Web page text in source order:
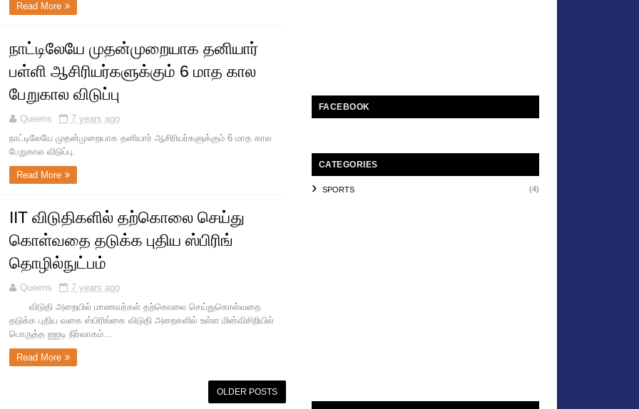
Read More
நாட்டிலேயே முதன்முறையாக தனியார்
பள்ளி ஆசிரியர்களுக்கும் 6 மாத கால
பேறுகால விடுப்பு
Queens
7 years ago
நாட்டிலேயே முதன்முறையாக தனியார் ஆசிரியர்களுக்கும் 6 மாத கால
பேறுகால விடுப்பு.
Read More
IIT விடுதிகளில் தற்கொலை செய்து
கொள்வதை தடுக்க புதிய ஸ்பிரிங்
தொழில்நுட்பம்
Queens
7 years ago
விடுதி அறையில் மாணவர்கள் தற்கொலை செய்துகொள்வதை
தடுக்க புதிய வகை ஸ்பிரிங்கை விடுதி அறைகளில் உள்ள மின்விசிறியில்
பொருத்த ஐஐடி நிர்வாகம்...
Read More
OLDER POSTS
FACEBOOK
CATEGORIES
SPORTS (4)